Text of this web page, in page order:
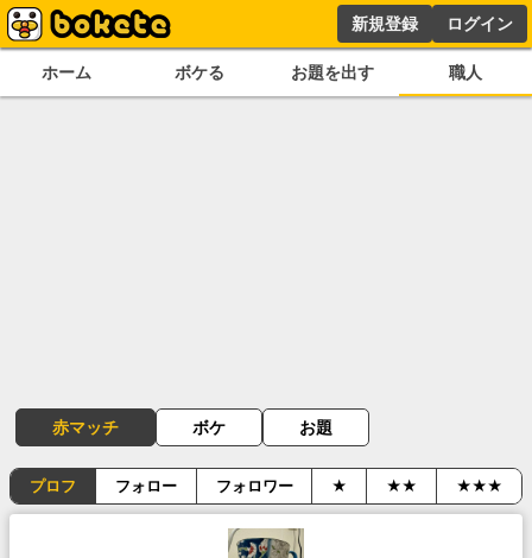
新規登録 ログイン
ホーム ボケる お題を出す 職人
赤マッチ ボケ お題
プロフ フォロー フォロワー ★ ★★ ★★★